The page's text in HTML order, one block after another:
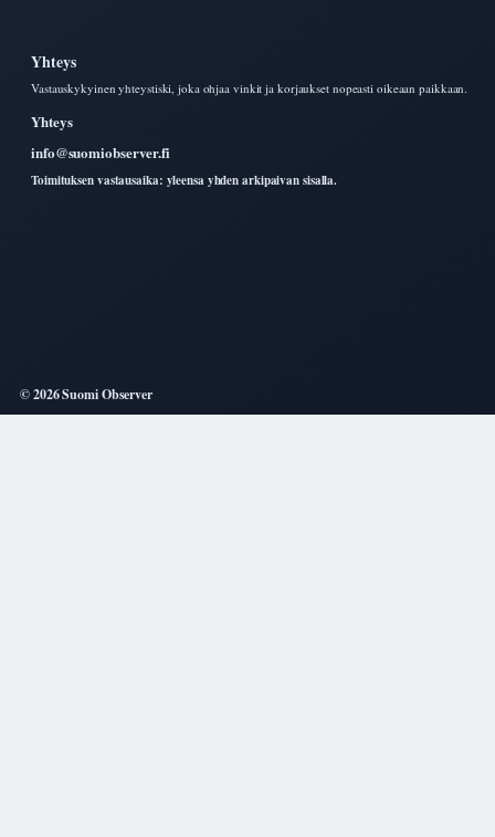
Yhteys
Vastauskykyinen yhteystiski, joka ohjaa vinkit ja korjaukset nopeasti oikeaan paikkaan.
Yhteys
info@suomiobserver.fi
Toimituksen vastausaika: yleensa yhden arkipaivan sisalla.
© 2026 Suomi Observer